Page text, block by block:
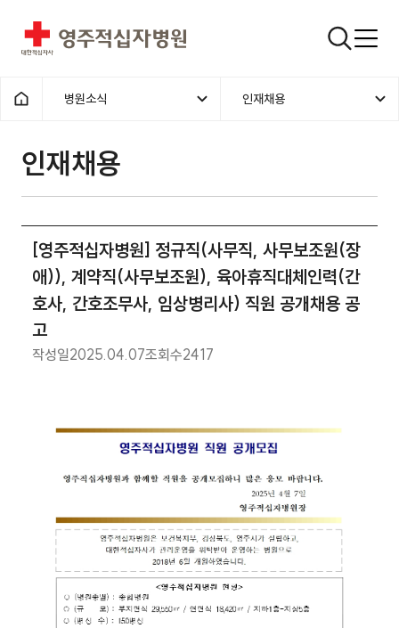
영주적십자병원 검색창
홈으로
병원소식 인재채용
인재채용
[영주적십자병원] 정규직(사무직, 사무보조원(장
애)), 계약직(사무보조원), 육아휴직대체인력(간
호사, 간호조무사, 임상병리사) 직원 공개채용 공
고
작성일2025.04.07조회수2417